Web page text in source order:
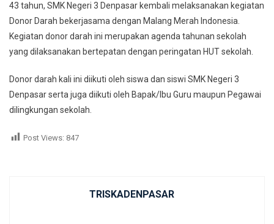
43 tahun, SMK Negeri 3 Denpasar kembali melaksanakan kegiatan
Donor Darah bekerjasama dengan Malang Merah Indonesia.
Kegiatan donor darah ini merupakan agenda tahunan sekolah
yang dilaksanakan bertepatan dengan peringatan HUT sekolah.
Donor darah kali ini diikuti oleh siswa dan siswi SMK Negeri 3
Denpasar serta juga diikuti oleh Bapak/Ibu Guru maupun Pegawai
dilingkungan sekolah.
Post Views: 847
TRISKADENPASAR